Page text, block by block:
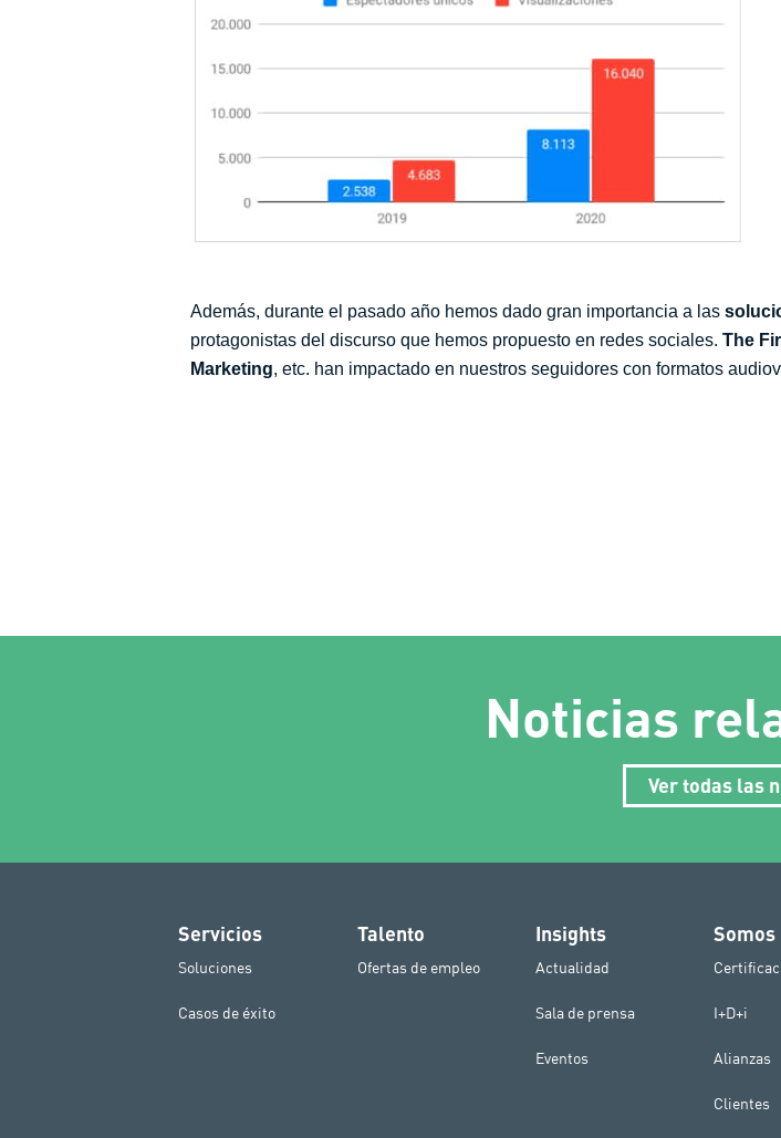
Además, durante el pasado año hemos dado gran importancia a las
protagonistas del discurso que hemos propuesto en redes sociales. The
Marketing, etc. han impactado en nuestros seguidores con formatos
Noticias
Ver todas las
Servicios
Soluciones
Casos de éxito
Talento
Ofertas de empleo
Insights
Actualidad
Sala de prensa
Eventos
I+D+i
Alianzas
Clientes